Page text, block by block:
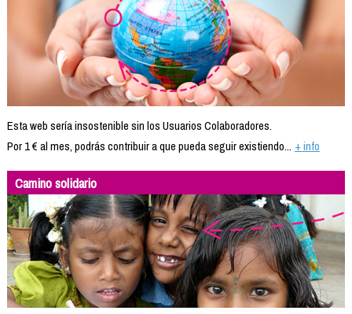
Esta web sería insostenible sin los Usuarios Colaboradores.
Por 1 € al mes, podrás contribuir a que pueda seguir existiendo... + info
Camino solidario